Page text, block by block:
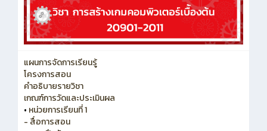
แผนการจัดการเรียนรู้
โครงการสอน
คำอธิบายรายวิชา
เกณฑ์การวัดและประเมินผล
• หน่วยการเรียนที่ 1
- สื่อการสอน